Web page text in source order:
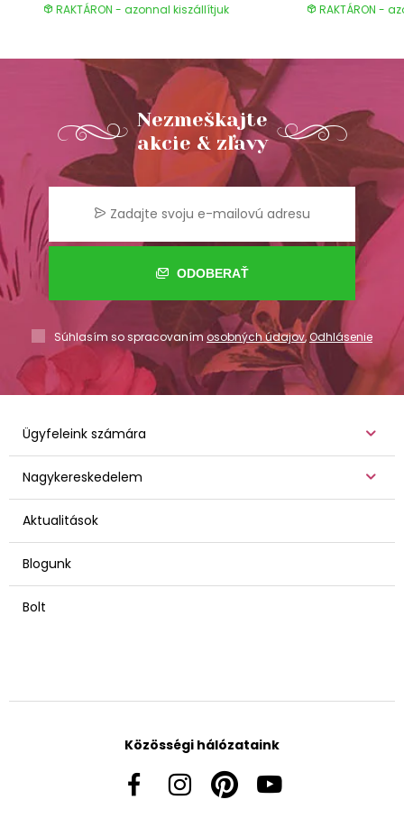
RAKTÁRON - azonnal kiszállítjuk RAKTÁRON -
Nezmeškajte
akcie & zľavy
ODOBERAŤ
Súhlasím so spracovaním osobných údajov,Odhlásenie
Ügyfeleink számára
Nagykereskedelem
Aktualitások
Blogunk
Bolt
Közösségi hálózataink